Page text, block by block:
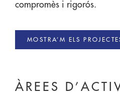
compromès i rigorós.
MOSTRA’M ELS
ÀREES